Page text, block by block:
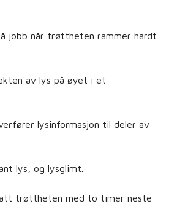
jobb når trøttheten rammer hardt
av lys på øyet i et
lysinformasjon til deler av
lys, og lysglimt.
trøttheten med to timer neste